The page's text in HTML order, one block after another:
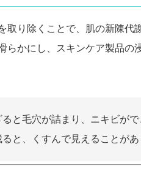
取り除くことで、肌の新陳代
かにし、スキンケア製品の
ると毛穴が詰まり、ニキビが
と、くすんで見えることが